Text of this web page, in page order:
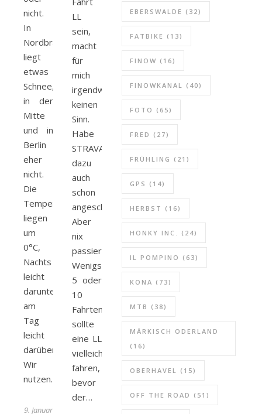
nicht.
In
Nordbrandenburg
liegt
etwas
Schnee,
in der
Mitte
und in
Berlin
eher
nicht.
Die
Temperaturen
liegen
um
0°C,
Nachts
leicht
darunter,
am
Tag
leicht
darüber.
Wir
nutzen…
9. Januar
LL
sein,
macht
für
mich
irgendwie
keinen
Sinn.
Habe
STRAVA
dazu
auch
schon
angeschrieben.
Aber
nix
passiert…
Wenigstens
5 oder
10
Fahrten
sollte
eine LL
vielleicht
fahren,
bevor
der…
EBERSWALDE (32)
FATBIKE (13)
FINOW (16)
FINOWKANAL (40)
FOTO (65)
FRED (27)
FRÜHLING (21)
GPS (14)
HERBST (16)
HONKY INC. (24)
IL POMPINO (63)
KONA (73)
MTB (38)
MÄRKISCH ODERLAND
(16)
OBERHAVEL (15)
OFF THE ROAD (51)